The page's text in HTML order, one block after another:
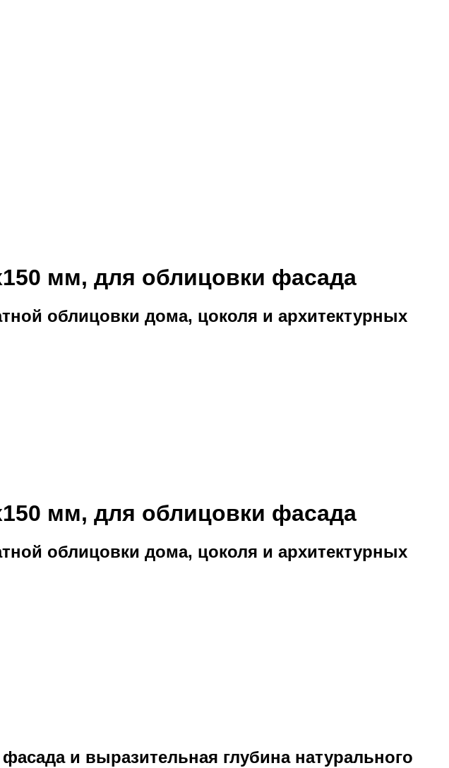
мм, для облицовки фасада
облицовки дома, цоколя и архитектурных
мм, для облицовки фасада
облицовки дома, цоколя и архитектурных
и выразительная глубина натурального